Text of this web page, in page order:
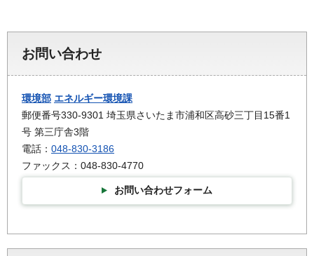
お問い合わせ
環境部 エネルギー環境課
郵便番号330-9301 埼玉県さいたま市浦和区高砂三丁目15番1
号 第三庁舎3階
電話： 048-830-3186
ファックス：048-830-4770
お問い合わせフォーム